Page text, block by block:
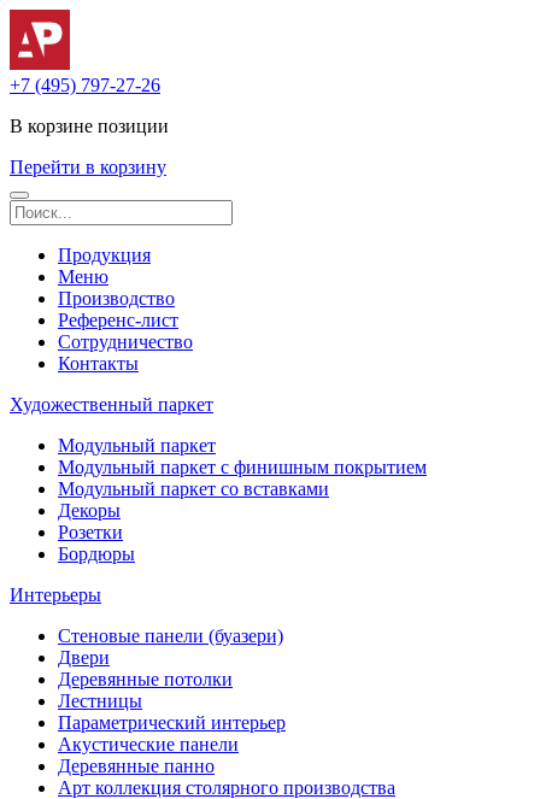
+7 (495) 797-27-26
В корзине позиции
Перейти в корзину
Продукция
Меню
Производство
Референс-лист
Сотрудничество
Контакты
Художественный паркет
Модульный паркет
Модульный паркет с финишным покрытием
Модульный паркет со вставками
Декоры
Розетки
Бордюры
Интерьеры
Стеновые панели (буазери)
Двери
Деревянные потолки
Лестницы
Параметрический интерьер
Акустические панели
Деревянные панно
Арт коллекция столярного производства